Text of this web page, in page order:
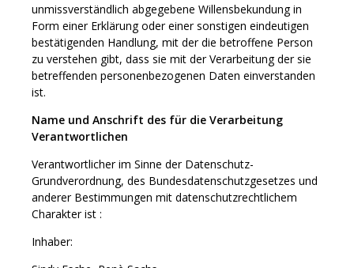
unmissverständlich abgegebene Willensbekundung in
Form einer Erklärung oder einer sonstigen eindeutigen
bestätigenden Handlung, mit der die betroffene Person
zu verstehen gibt, dass sie mit der Verarbeitung der sie
betreffenden personenbezogenen Daten einverstanden
ist.
Name und Anschrift des für die Verarbeitung
Verantwortlichen
Verantwortlicher im Sinne der Datenschutz-
Grundverordnung, des Bundesdatenschutzgesetzes und
anderer Bestimmungen mit datenschutzrechtlichem
Charakter ist :
Inhaber: